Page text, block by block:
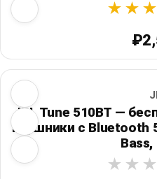
JBL Tune 510BT —
наушники с Bluetooth
Bass,